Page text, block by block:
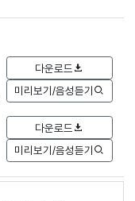
다운로드
미리보기/음성듣기
다운로드
미리보기/음성듣기